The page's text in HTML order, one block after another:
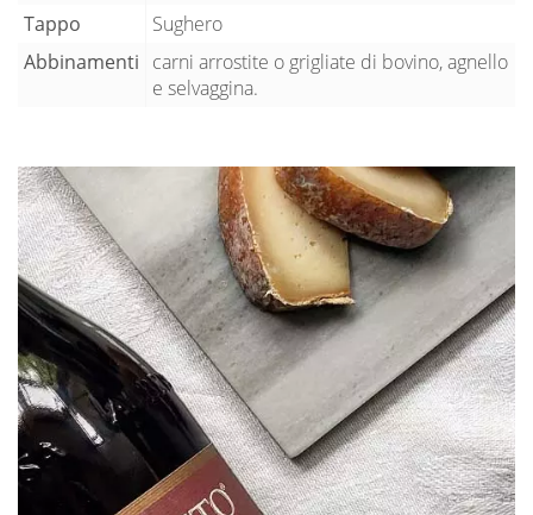
Tappo
Sughero
Abbinamenti carni arrostite o grigliate di bovino, agnello
e selvaggina.